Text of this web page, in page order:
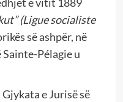
(Ligue socialiste
së ashpër, në
Pélagie u
e Jurisë së